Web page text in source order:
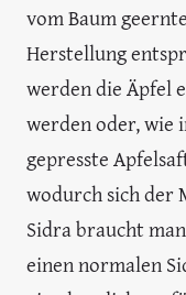
vom Baum
Herstellung
werden die Äpfel
werden oder, wie
gepresste
wodurch sich der
Sidra braucht
einen normalen